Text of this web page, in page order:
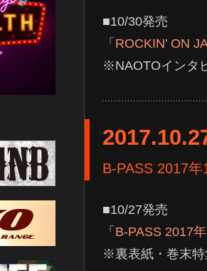
■10/30発売
「 ROCKIN' ON
※NAOTOインタ
B-PASS 2017年
■10/27発売
「 B-PASS 2017
※裏表紙・巻末特